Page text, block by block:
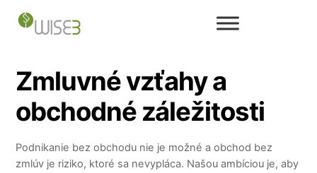
Zmluvné vzťahy a
obchodné záležitosti
Podnikanie bez obchodu nie je možné a obchod bez
zmlúv je riziko, ktoré sa nevypláca. Našou ambíciou je, aby